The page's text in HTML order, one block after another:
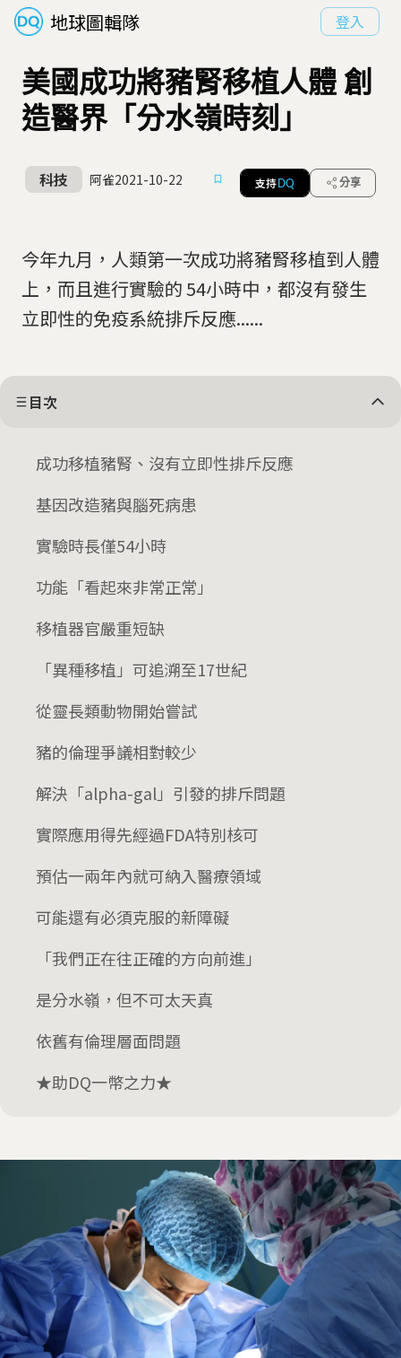
地球圖輯隊 登入
美國成功將豬腎移植人體 創
造醫界「分水嶺時刻」
科技 阿雀2021-10-22 支持 DQ 分享
今年九月，人類第一次成功將豬腎移植到人體
上，而且進行實驗的 54小時中，都沒有發生
立即性的免疫系統排斥反應......
目次
成功移植豬腎、沒有立即性排斥反應
基因改造豬與腦死病患
實驗時長僅54小時
功能「看起來非常正常」
移植器官嚴重短缺
「異種移植」可追溯至17世紀
從靈長類動物開始嘗試
豬的倫理爭議相對較少
解決「alpha-gal」引發的排斥問題
實際應用得先經過FDA特別核可
預估一兩年內就可納入醫療領域
可能還有必須克服的新障礙
「我們正在往正確的方向前進」
是分水嶺，但不可太天真
依舊有倫理層面問題
★助DQ一幣之力★